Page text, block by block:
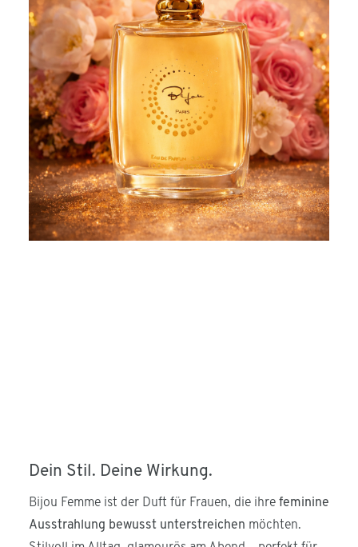
Dein Stil. Deine Wirkung.
Bijou Femme ist der Duft für Frauen, die ihre feminine
Ausstrahlung bewusst unterstreichen möchten.